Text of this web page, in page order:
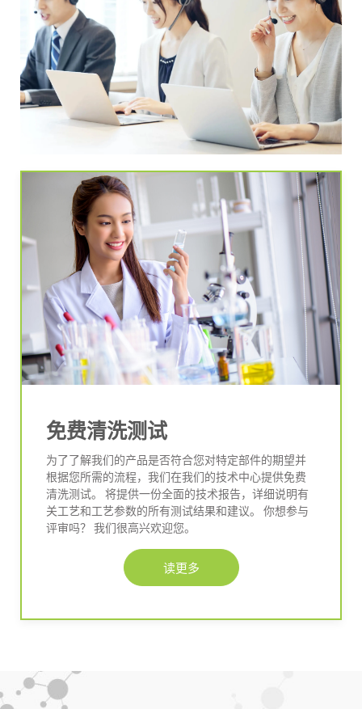
免费清洗测试
为了了解我们的产品是否符合您对特定部件的期望并
根据您所需的流程，我们在我们的技术中心提供免费
清洗测试。 将提供一份全面的技术报告，详细说明有
关工艺和工艺参数的所有测试结果和建议。 你想参与
评审吗？ 我们很高兴欢迎您。
读更多